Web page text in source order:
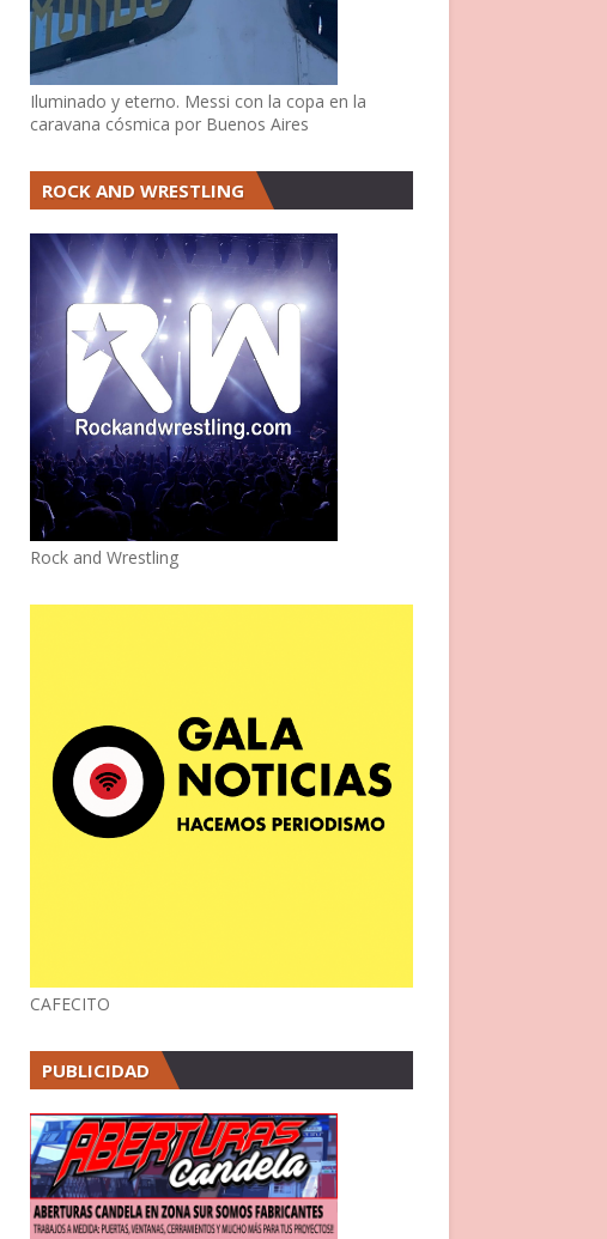
Iluminado y eterno. Messi con la copa en la
caravana cósmica por Buenos Aires
ROCK AND WRESTLING
Rock and Wrestling
CAFECITO
PUBLICIDAD